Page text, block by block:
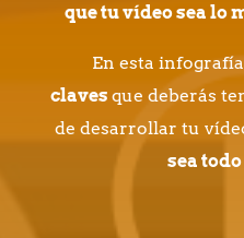
que tu vídeo sea lo
En esta
clavesque deberás
de desarrollar tu
sea